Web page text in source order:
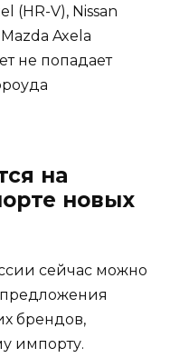
(HR-V), Nissan
Axela
не попадает
на
новых
сейчас можно
брендов,
импорту.